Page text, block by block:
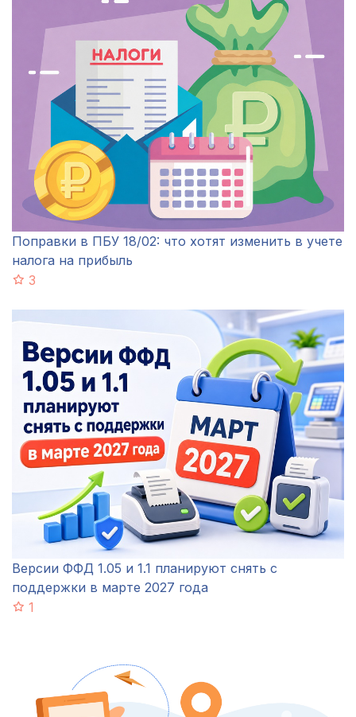
Поправки в ПБУ 18/02: что хотят изменить в учете
налога на прибыль
3
Версии ФФД 1.05 и 1.1 планируют снять с
поддержки в марте 2027 года
1